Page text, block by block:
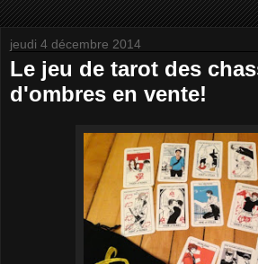
jeudi 4 décembre 2014
Le jeu de tarot des
d'ombres en vente!